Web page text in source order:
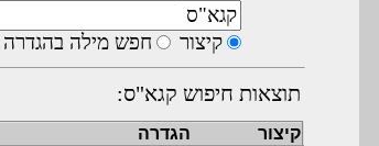
קיצור חפש מילה בהגדרה
תוצאות חיפוש קגא"ס:
קיצור הגדרה